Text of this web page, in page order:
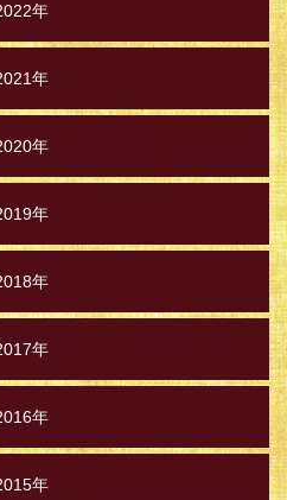
年
年
年
年
年
年
年
年